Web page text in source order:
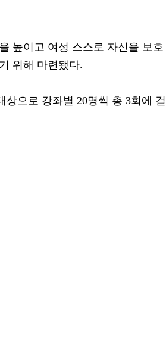
높이고 여성 스스로 자신을 보호
위해 마련됐다.
으로 강좌별 20명씩 총 3회에 걸